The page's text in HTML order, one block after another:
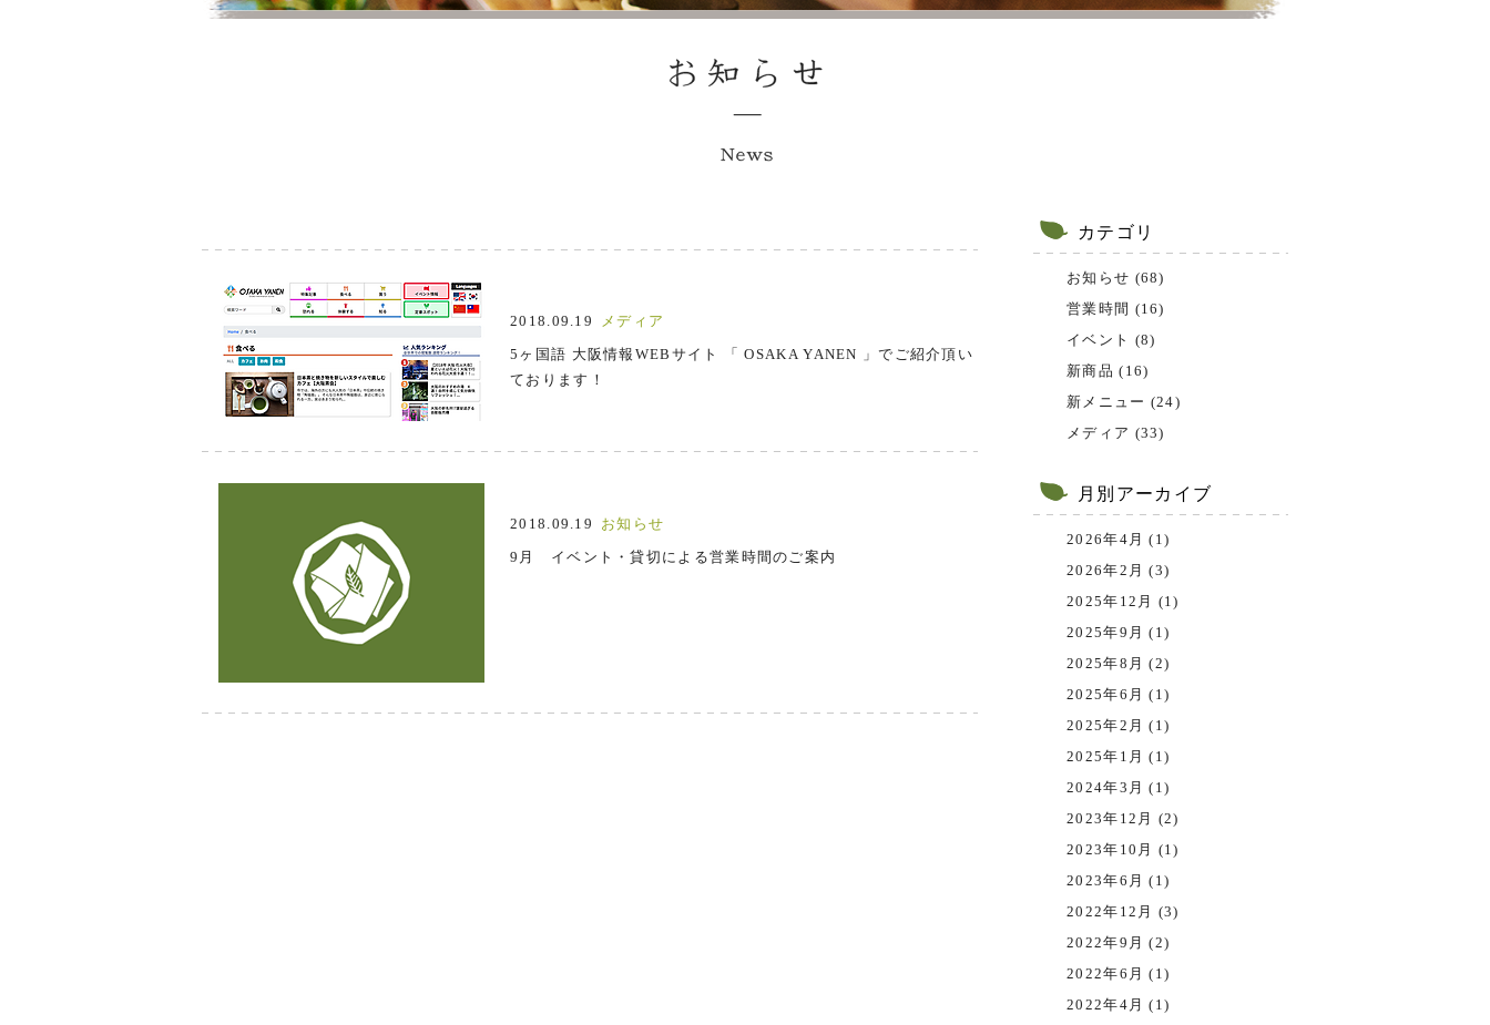
2018.09.19
メディア
5ヶ国語 大阪情報WEBサイト 「 OSAKA YANEN 」でご紹介頂い
ております！
2018.09.19
お知らせ
9月 イベント・貸切による営業時間のご案内
カテゴリ
お知らせ (68)
営業時間 (16)
イベント (8)
新商品 (16)
新メニュー (24)
メディア (33)
月別アーカイブ
2026年4月 (1)
2026年2月 (3)
2025年12月 (1)
2025年9月 (1)
2025年8月 (2)
2025年6月 (1)
2025年2月 (1)
2025年1月 (1)
2024年3月 (1)
2023年12月 (2)
2023年10月 (1)
2023年6月 (1)
2022年12月 (3)
2022年9月 (2)
2022年6月 (1)
2022年4月 (1)